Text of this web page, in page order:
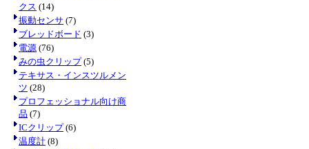
クス (14)
振動センサ (7)
ブレッドボード (3)
電源 (76)
みの虫クリップ(5)
テキサス・インスツルメン
ツ (28)
プロフェッショナル向け商
品 (7)
ICクリップ(6)
温度計 (8)